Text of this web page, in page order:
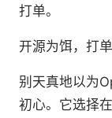
打单。
开源为饵，打
别天真地以为
初心。它选择